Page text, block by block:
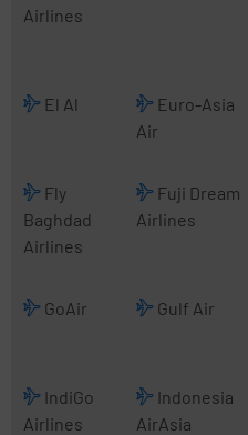
Airlines
El Al
Euro-Asia
Air
Fly
Baghdad
Airlines
Fuji Dream
Airlines
GoAir Gulf Air
IndiGo
Airlines
Indonesia
AirAsia